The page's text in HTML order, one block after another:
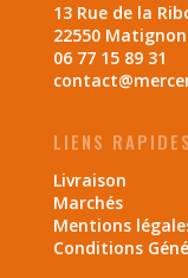
13 Rue de la
22550 Matignon
06 77 15 89 31
LIENS RAPIDES
Livraison
Marchés
Mentions
Conditions